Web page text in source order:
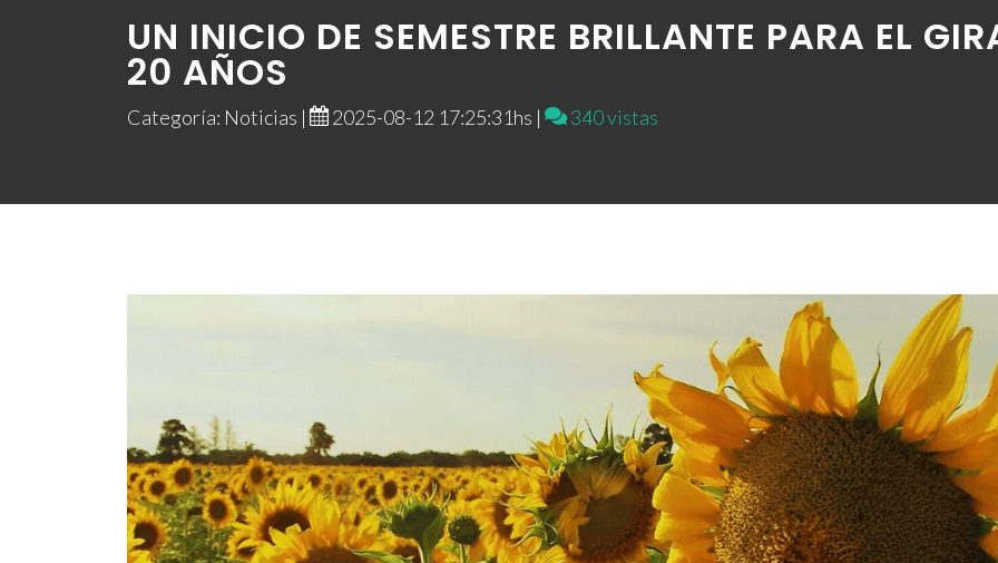
UN INICIO DE SEMESTRE BRILLANTE PARA EL
20 AÑOS
Categoría: Noticias | 2025-08-12 17:25:31hs | 340 vistas